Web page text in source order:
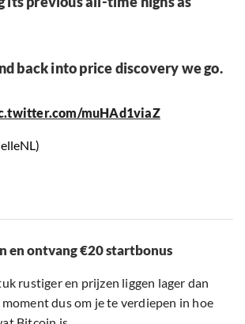
back into price discovery we go.
muHAd1viaZ
en ontvang €20 startbonus
rustiger en prijzen liggen lager dan
dus om je te verdiepen in hoe